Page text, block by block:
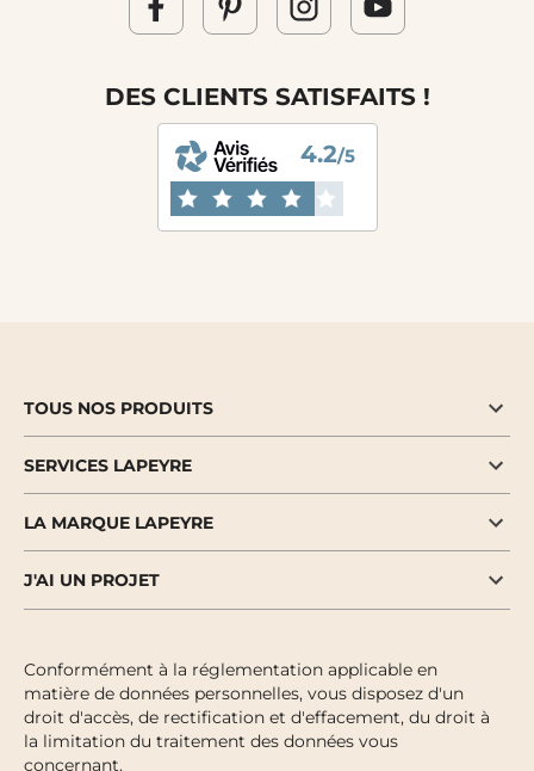
DES CLIENTS SATISFAITS !
4.2/5
TOUS NOS PRODUITS
SERVICES LAPEYRE
LA MARQUE LAPEYRE
J'AI UN PROJET
Conformément à la réglementation applicable en
matière de données personnelles, vous disposez d'un
droit d'accès, de rectification et d'effacement, du droit à
la limitation du traitement des données vous
concernant.